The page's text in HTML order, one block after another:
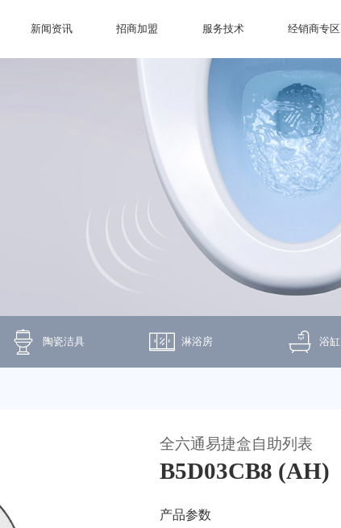
新闻资讯 招商加盟 服务技术 经销商专区
陶瓷洁具 淋浴房 浴缸
全六通易捷盒自助列表
B5D03CB8 (AH)
产品参数